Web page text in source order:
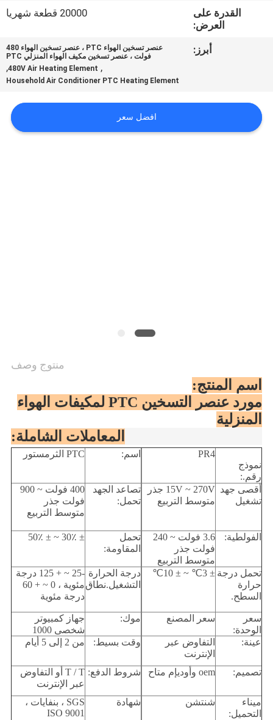
اقتباس
القدرة على
العرض:
20000 قطعة شهريا
أبرز:
عنصر تسخين الهواء PTC ، عنصر تسخين الهواء 480
فولت ، عنصر تسخين مكيف الهواء المنزلي PTC
,
480V Air Heating Element
,
Household Air Conditioner PTC Heating Element
افضل سعر
منتوج وصف
اسم المنتج:
مورد عنصر التسخين PTC لمكيفات الهواء
المنزلية
المعاملات الشاملة:
نموذج
رقم.:
PR4 اسم: PTC الثرمستور
أقصى جهد
تشغيل
15V ~ 270V جذر
متوسط ​​التربيع
تصاعد الجهد
تحمل:
400 فولت ~ 900
فولت جذر
متوسط ​​التربيع
الفولطية:
3.6 فولت ~ 240
فولت جذر
متوسط ​​التربيع
تحمل
المقاومة:
± 30٪ ~ ± 50٪
تحمل درجة
حرارة
السطح.
± 3
℃
~ ± 10
℃
درجة الحرارة
التشغيل.نطاق
-25 ~ + 125 درجة
مئوية ، 0 ~ + 60
درجة مئوية
سعر
الوحدة:
سعر المصنع موك:
جهاز كمبيوتر
شخصى 1000
عينة:
التفاوض عبر
الإنترنت
وقت بسيط: من 2 إلى 5 أيام
تصميم: oem وأوديإم متاح شروط الدفع:
T / T أو التفاوض
عبر الإنترنت
ميناء
التحميل:
شنتشن شهادة
SGS ، بنفايات ،
ISO 9001